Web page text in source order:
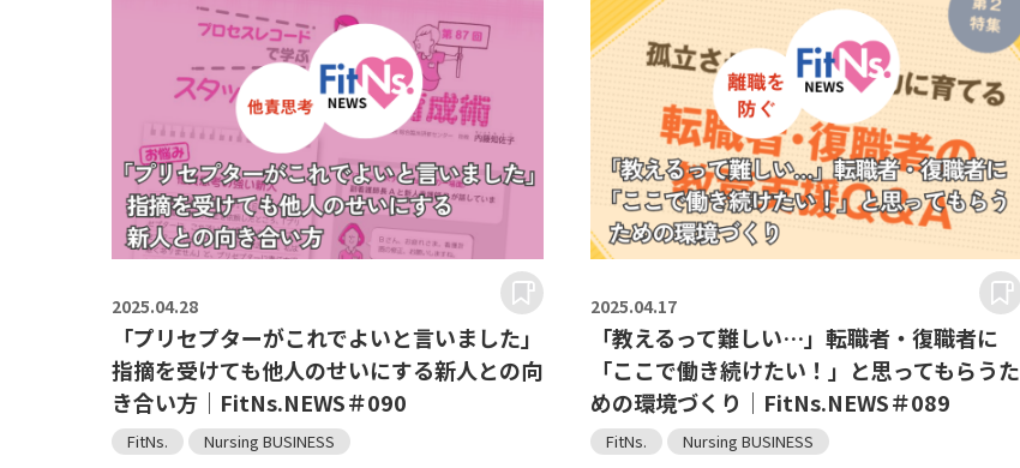
2025.04.28
「プリセプターがこれでよいと言いました」
指摘を受けても他人のせいにする新人との向
き合い方｜FitNs.NEWS＃090
FitNs. Nursing BUSINESS
2025.04.17
「教えるって難しい…」転職者・復職者に
「ここで働き続けたい！」と思ってもらうた
めの環境づくり｜FitNs.NEWS＃089
FitNs. Nursing BUSINESS